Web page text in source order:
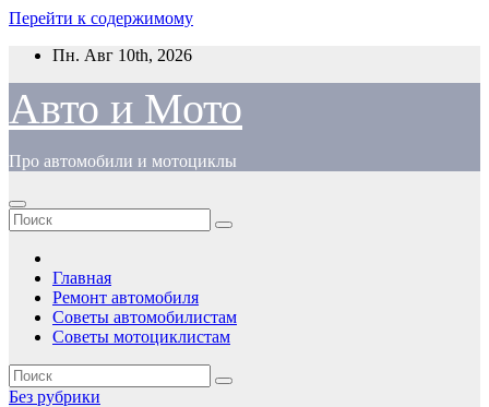
Перейти к содержимому
Пн. Авг 10th, 2026
Авто и Мото
Про автомобили и мотоциклы
Главная
Ремонт автомобиля
Советы автомобилистам
Советы мотоциклистам
Без рубрики